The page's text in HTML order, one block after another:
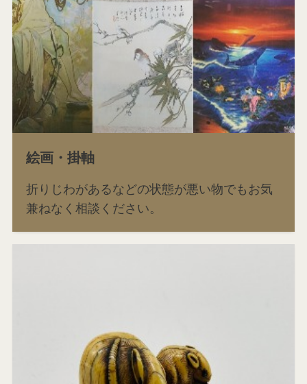
絵画・掛軸
折りじわがあるなどの状態が悪い物でもお気
兼ねなく相談ください。